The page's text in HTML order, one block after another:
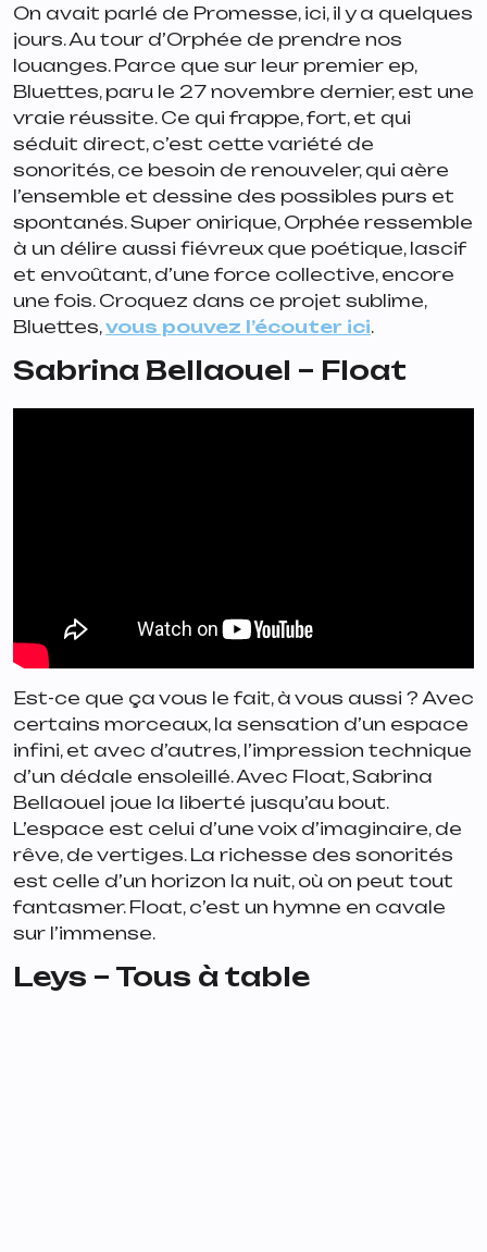
On avait parlé de Promesse, ici, il y a quelques
jours. Au tour d’Orphée de prendre nos
louanges. Parce que sur leur premier ep,
Bluettes, paru le 27 novembre dernier, est une
vraie réussite. Ce qui frappe, fort, et qui
séduit direct, c’est cette variété de
sonorités, ce besoin de renouveler, qui aère
l’ensemble et dessine des possibles purs et
spontanés. Super onirique, Orphée ressemble
à un délire aussi fiévreux que poétique, lascif
et envoûtant, d’une force collective, encore
une fois. Croquez dans ce projet sublime,
Bluettes,vous pouvez l’écouter ici.
Sabrina Bellaouel – Float
Est-ce que ça vous le fait, à vous aussi ? Avec
certains morceaux, la sensation d’un espace
infini, et avec d’autres, l’impression technique
d’un dédale ensoleillé. Avec Float, Sabrina
Bellaouel joue la liberté jusqu’au bout.
L’espace est celui d’une voix d’imaginaire, de
rêve, de vertiges. La richesse des sonorités
est celle d’un horizon la nuit, où on peut tout
fantasmer. Float, c’est un hymne en cavale
sur l’immense.
Leys – Tous à table